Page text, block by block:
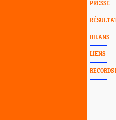
PRESSE
BILANS
LIENS
RECORDS